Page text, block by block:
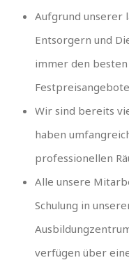
Aufgrund unserer
Entsorgern und
immer den
Wir sind bereits
haben
professionellen
Alle unsere
Schulung in
verfügen über